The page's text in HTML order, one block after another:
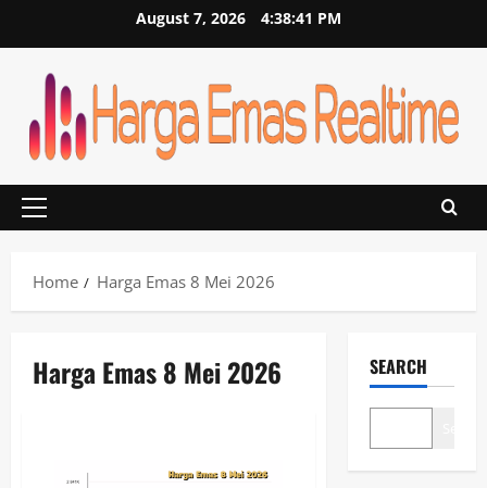
August 7, 2026 4:38:42 PM
Primary
Home
Harga Emas 8 Mei 2026
Harga Emas 8 Mei 2026 SEARCH